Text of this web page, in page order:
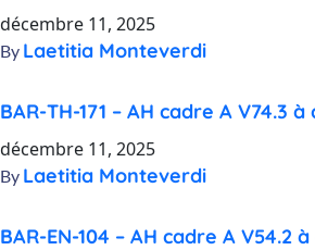
décembre 11, 2025
By Laetitia Monteverdi
BAR-TH-171 – AH cadre A V74.3
décembre 11, 2025
By Laetitia Monteverdi
BAR-EN-104 – AH cadre A V54.2